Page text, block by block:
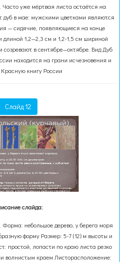
Часто уже мёртвая листа остаётся на
дуб в мае: мужскими цветками являются
— сидячие, появляющиеся на конце
длиной 1,2—2,3 см и 1,2-1,5 см шириной
в сентябре—октябре. Вид Дуб
находится на грани исчезновения и
Красную книгу России
Слайд 12
слайда:
Форма: небольшое дерево, у берега моря
форму Размер: 5-7 (12) м высоты и
простой, лопасти по краю листа резко
волнистым краем Листорасположение: